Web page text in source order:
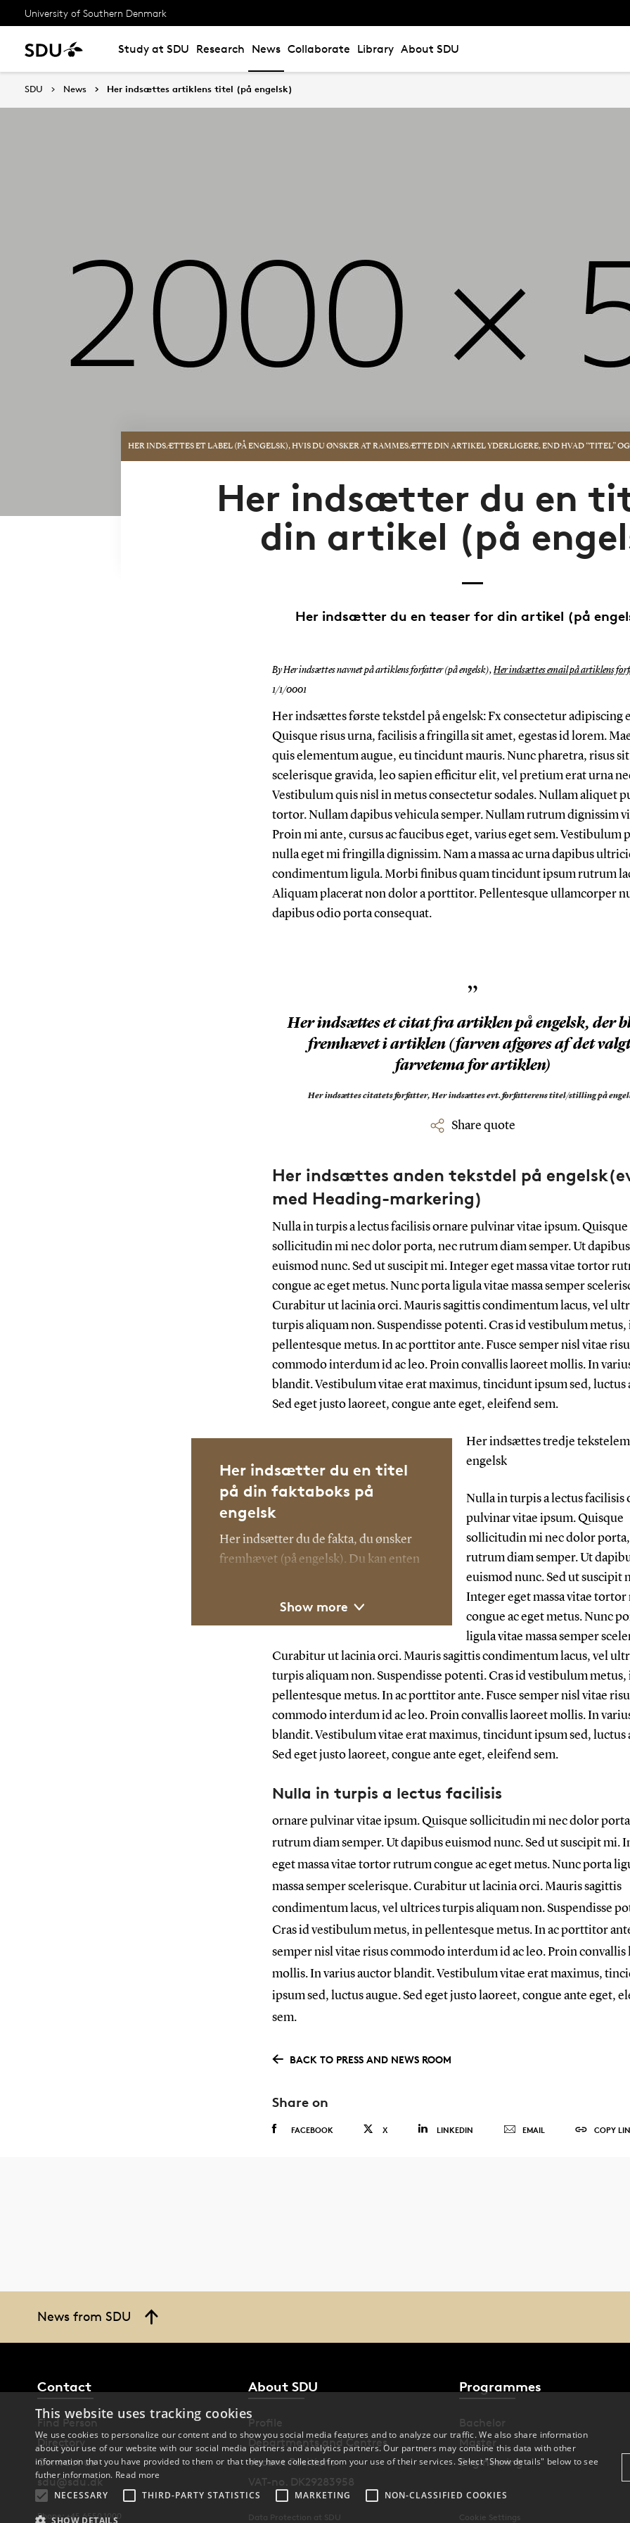
University of Southern Denmark
Study at SDU Research News Collaborate Library About SDU
SDU News Her indsættes artiklens titel (på engelsk)
HER INDSÆTTES ET LABEL (PÅ ENGELSK), HVIS DU ØNSKER AT RAMMESÆTTE DIN ARTIKEL YDERLIGERE, END HVAD “TITEL” OG
Her indsætter du en
din artikel (på
Her indsætter du en teaser for din artikel (på
By Her indsættes navnet på artiklens forfatter (på engelsk), Her indsættes email på artiklens
1/1/0001
Her indsættes første tekstdel på engelsk: Fx consectetur adipiscing
Quisque risus urna, facilisis a fringilla sit amet, egestas id lorem.
quis elementum augue, eu tincidunt mauris. Nunc pharetra, risus
scelerisque gravida, leo sapien efficitur elit, vel pretium erat urna
Vestibulum quis nisl in metus consectetur sodales. Nullam aliquet
tortor. Nullam dapibus vehicula semper. Nullam rutrum dignissim
Proin mi ante, cursus ac faucibus eget, varius eget sem.
nulla eget mi fringilla dignissim. Nam a massa ac urna dapibus
condimentum ligula. Morbi finibus quam tincidunt ipsum rutrum
Aliquam placerat non dolor a porttitor. Pellentesque ullamcorper
dapibus odio porta consequat.
”
Her indsættes et citat fra artiklen på engelsk, der
fremhævet i artiklen (farven afgøres af det
farvetema for artiklen)
Her indsættes citatets forfatter,Her indsættes evt. forfatterens titel/stilling på
Share quote
Her indsættes anden tekstdel på
med Heading-markering)
Nulla in turpis a lectus facilisis ornare pulvinar vitae ipsum. Quisque
sollicitudin mi nec dolor porta, nec rutrum diam semper. Ut dapibus
euismod nunc. Sed ut suscipit mi. Integer eget massa vitae tortor
congue ac eget metus. Nunc porta ligula vitae massa semper
Curabitur ut lacinia orci. Mauris sagittis condimentum lacus, vel
turpis aliquam non. Suspendisse potenti. Cras id vestibulum metus,
pellentesque metus. In ac porttitor ante. Fusce semper nisl vitae
commodo interdum id ac leo. Proin convallis laoreet mollis. In
blandit. Vestibulum vitae erat maximus, tincidunt ipsum sed, luctus
Sed eget justo laoreet, congue ante eget, eleifend sem.
Show more
Her indsætter du en titel
på din faktaboks på
engelsk
Her indsætter du de fakta, du ønsker
fremhævet (på engelsk). Du kan enten
posuere lorem. Nullam malesuada
ullamcorper metus, vitae egestas
urna blandit in.
Donec elementum ligula lorem, a
egestas dolor condimentum ege
Her indsættes tredje
engelsk
Nulla in turpis a lectus facilisis
pulvinar vitae ipsum. Quisque
sollicitudin mi nec dolor porta,
rutrum diam semper. Ut
euismod nunc. Sed ut suscipit
Integer eget massa vitae
congue ac eget metus. Nunc
ligula vitae massa semper
Curabitur ut lacinia orci. Mauris sagittis condimentum lacus, vel
turpis aliquam non. Suspendisse potenti. Cras id vestibulum metus,
pellentesque metus. In ac porttitor ante. Fusce semper nisl vitae
commodo interdum id ac leo. Proin convallis laoreet mollis. In
blandit. Vestibulum vitae erat maximus, tincidunt ipsum sed, luctus
Sed eget justo laoreet, congue ante eget, eleifend sem.
Nulla in turpis a lectus facilisis
ornare pulvinar vitae ipsum. Quisque sollicitudin mi nec dolor
rutrum diam semper. Ut dapibus euismod nunc. Sed ut suscipit mi.
eget massa vitae tortor rutrum congue ac eget metus. Nunc porta
massa semper scelerisque. Curabitur ut lacinia orci. Mauris sagittis
condimentum lacus, vel ultrices turpis aliquam non. Suspendisse
Cras id vestibulum metus, in pellentesque metus. In ac porttitor
semper nisl vitae risus commodo interdum id ac leo. Proin convallis
mollis. In varius auctor blandit. Vestibulum vitae erat maximus,
ipsum sed, luctus augue. Sed eget justo laoreet, congue ante eget,
sem.
BACK TO PRESS AND NEWS ROOM
Share on
FACEBOOK X LINKEDIN EMAIL COPY
News from SDU
Contact
Find Person
Directory
Contact us
sdu@sdu.dk
About SDU
Profile
Departments and Centres
Vacant Positions
VAT-no. DK29283958
Programmes
Bachelor
Master
Engineering
Phone: +45 6550 1000 Data Protection at SDU Cookie Settings
This website uses tracking cookies
We use cookies to personalize our content and to show you social media features and to analyze our traffic. We also share information
about your use of our website with our social media partners and analytics partners. Our partners may combine this data with other
information that you have provided to them or that they have collected from your use of their services. Select "Show details" below to see
futher information. Read more
NECESSARY
THIRD-PARTY STATISTICS MARKETING NON-CLASSIFIED COOKIES
SHOW DETAILS